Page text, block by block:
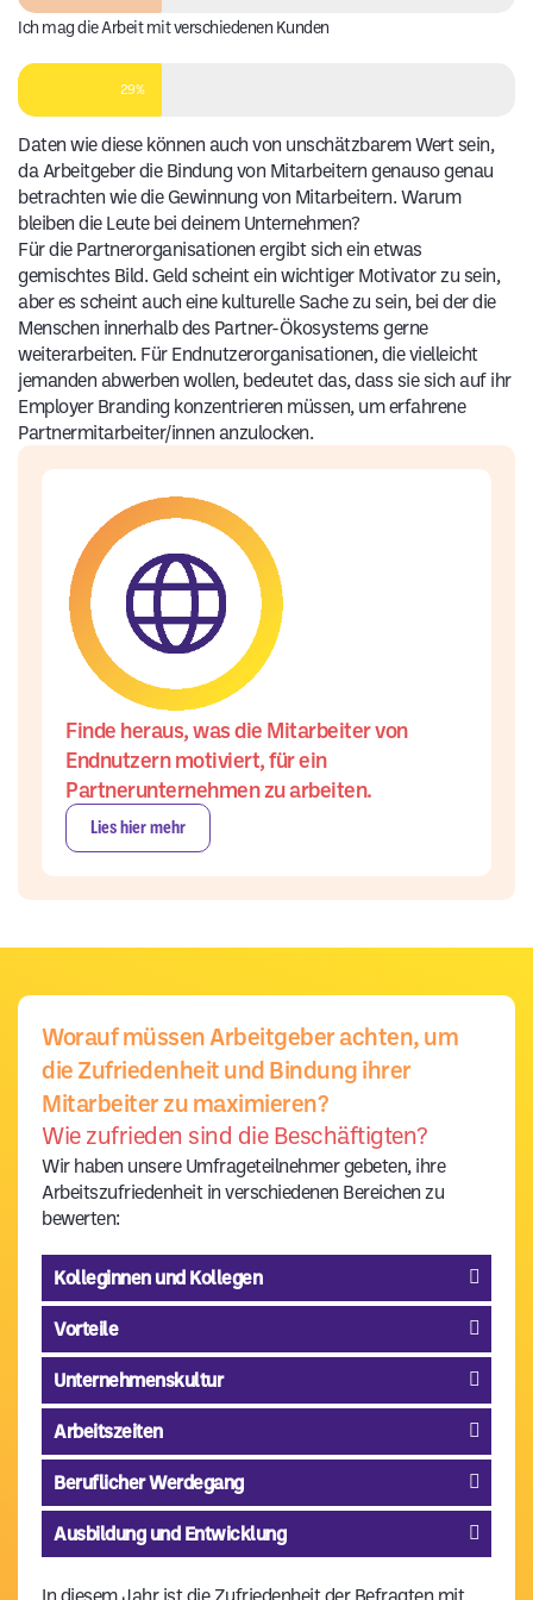
Ich mag die Arbeit mit verschiedenen Kunden
29%
Daten wie diese können auch von unschätzbarem Wert sein,
da Arbeitgeber die Bindung von Mitarbeitern genauso genau
betrachten wie die Gewinnung von Mitarbeitern. Warum
bleiben die Leute bei deinem Unternehmen?
Für die Partnerorganisationen ergibt sich ein etwas
gemischtes Bild. Geld scheint ein wichtiger Motivator zu sein,
aber es scheint auch eine kulturelle Sache zu sein, bei der die
Menschen innerhalb des Partner-Ökosystems gerne
weiterarbeiten. Für Endnutzerorganisationen, die vielleicht
jemanden abwerben wollen, bedeutet das, dass sie sich auf ihr
Employer Branding konzentrieren müssen, um erfahrene
Partnermitarbeiter/innen anzulocken.
Finde heraus, was die Mitarbeiter von
Endnutzern motiviert, für ein
Partnerunternehmen zu arbeiten.
Lies hier mehr
Worauf müssen Arbeitgeber achten, um
die Zufriedenheit und Bindung ihrer
Mitarbeiter zu maximieren?
Wie zufrieden sind die Beschäftigten?
Wir haben unsere Umfrageteilnehmer gebeten, ihre
Arbeitszufriedenheit in verschiedenen Bereichen zu
bewerten:
Kolleginnen und Kollegen
Vorteile
Unternehmenskultur
Arbeitszeiten
Beruflicher Werdegang
Ausbildung und Entwicklung